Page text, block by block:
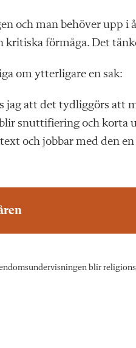
och man behöver upp i
förmåga. Det
om ytterligare en sak:
att det tydliggörs att
snuttifiering och
och jobbar med den
blir